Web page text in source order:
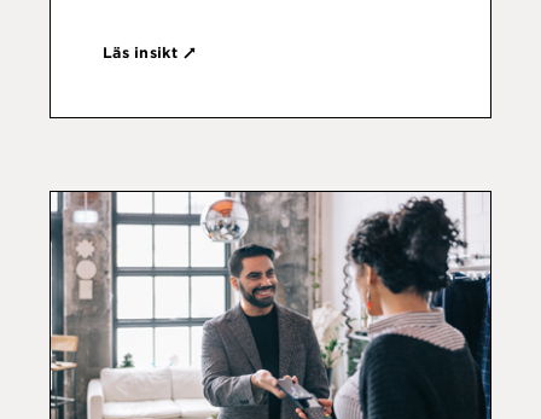
Läs insikt